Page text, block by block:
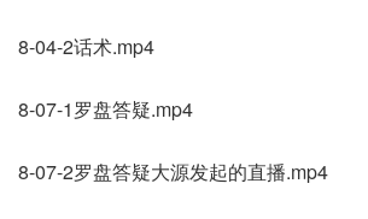
8-04-2话术.mp4
8-07-1罗盘答疑.mp4
8-07-2罗盘答疑大源发起的直播.mp4